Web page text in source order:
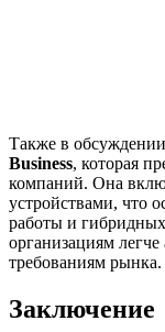
Также в
Business, которая
компаний. Она
устройствами, что
работы и
организациям
требованиям рынка.
Заключение